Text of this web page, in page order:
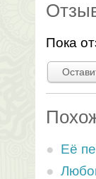
Пока
Её